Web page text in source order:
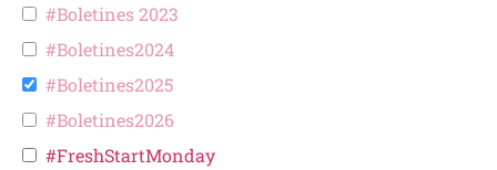
#Boletines 2023
#Boletines2024
#Boletines2025
#Boletines2026
#FreshStartMonday